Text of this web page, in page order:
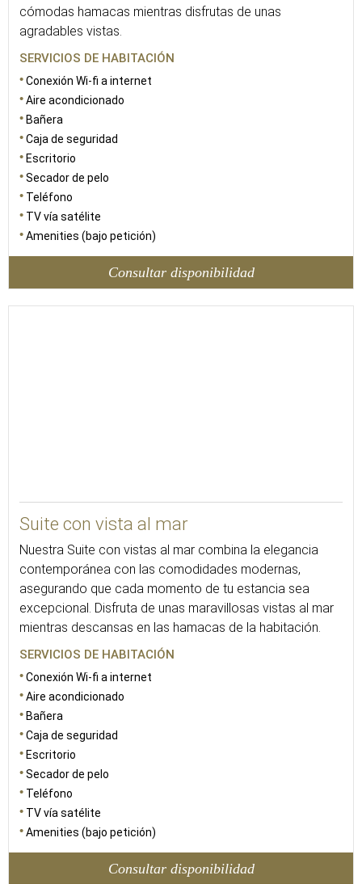
cómodas hamacas mientras disfrutas de unas
agradables vistas.
SERVICIOS DE HABITACIÓN
Conexión Wi-fi a internet
Aire acondicionado
Bañera
Caja de seguridad
Escritorio
Secador de pelo
Teléfono
TV vía satélite
Amenities (bajo petición)
Consultar disponibilidad
Suite con vista al mar
Nuestra Suite con vistas al mar combina la elegancia
contemporánea con las comodidades modernas,
asegurando que cada momento de tu estancia sea
excepcional. Disfruta de unas maravillosas vistas al mar
mientras descansas en las hamacas de la habitación.
SERVICIOS DE HABITACIÓN
Conexión Wi-fi a internet
Aire acondicionado
Bañera
Caja de seguridad
Escritorio
Secador de pelo
Teléfono
TV vía satélite
Amenities (bajo petición)
Consultar disponibilidad